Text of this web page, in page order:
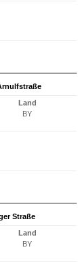
Land
BY
Straße
Land
BY